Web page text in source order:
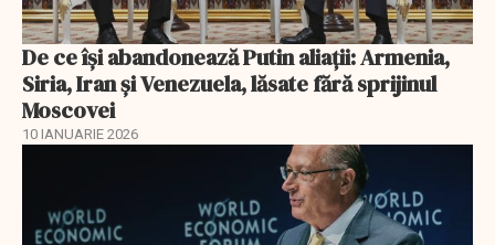
De ce își abandonează Putin aliații: Armenia,
Siria, Iran și Venezuela, lăsate fără sprijinul
Moscovei
10 IANUARIE 2026